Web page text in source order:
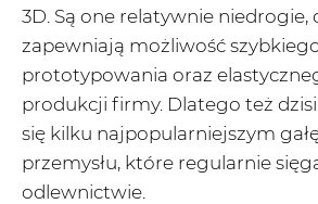
3D. Są one relatywnie niedrogie,
zapewniają możliwość
prototypowania oraz
produkcji firmy. Dlatego też
się kilku najpopularniejszym
przemysłu, które regularnie
odlewnictwie.